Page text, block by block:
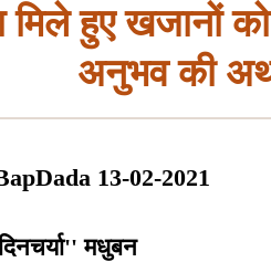
मिले हुए
अनुभव की
13-02-2021
मधुबन